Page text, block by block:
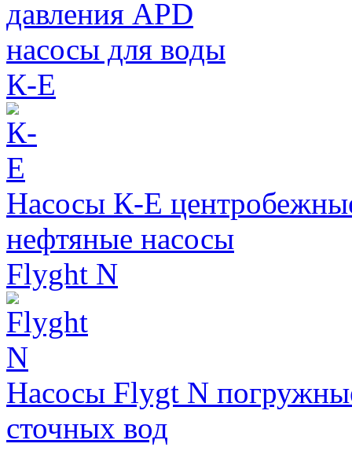
давления APD
насосы для воды
К-Е
Насосы К-Е
нефтяные насосы
Flyght N
Насосы Flygt N
сточных вод